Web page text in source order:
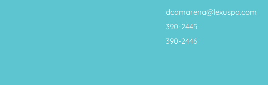
dcamarena@lexuspa.com
390-2445
390-2446